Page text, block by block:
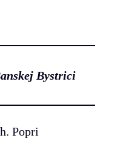
Bystrici
Popri